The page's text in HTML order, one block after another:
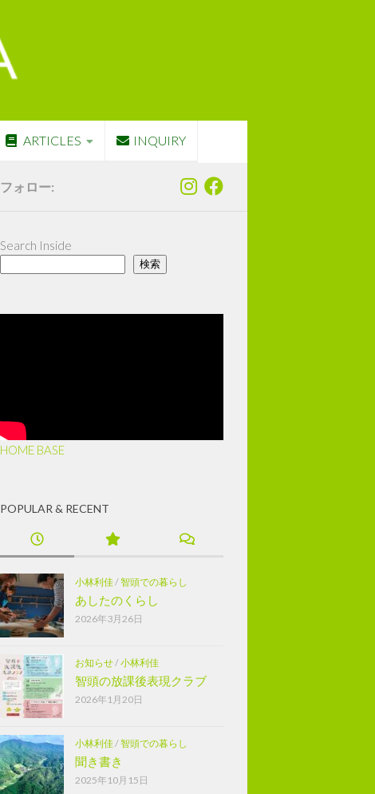
ARTICLES INQUIRY
フォロー:
Search Inside
検索
HOME BASE
POPULAR & RECENT
小林利佳/智頭での暮らし
あしたのくらし
2026年3月26日
お知らせ/小林利佳
智頭の放課後表現クラブ
2026年1月20日
小林利佳/智頭での暮らし
聞き書き
2025年10月15日